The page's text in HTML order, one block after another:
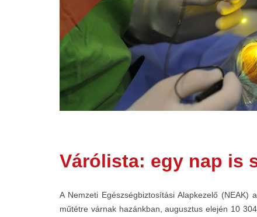
Várólista: egy nap is
A Nemzeti Egészségbiztosítási Alapkezelő
műtétre várnak hazánkban, augusztus elején 10